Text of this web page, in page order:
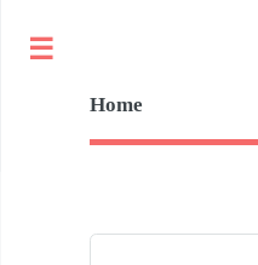
Home